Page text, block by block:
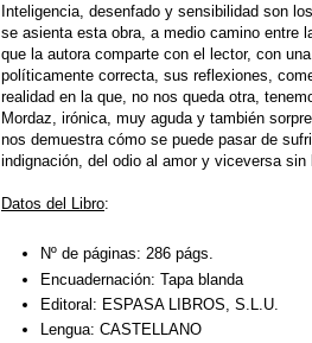
Inteligencia, desenfado y sensibilidad son
se asienta esta obra, a medio camino entre
que la autora comparte con el lector, con
políticamente correcta, sus reflexiones,
realidad en la que, no nos queda otra,
Mordaz, irónica, muy aguda y también
nos demuestra cómo se puede pasar de
indignación, del odio al amor y viceversa sin
Datos del Libro:
Nº de páginas: 286 págs.
Encuadernación: Tapa blanda
Editoral: ESPASA LIBROS, S.L.U.
Lengua: CASTELLANO